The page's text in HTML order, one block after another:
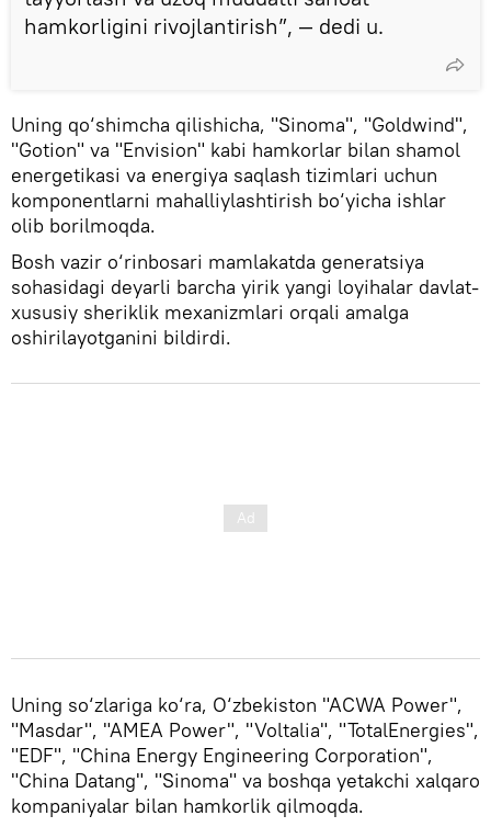
hamkorligini rivojlantirish”, — dedi u.
Uning qo‘shimcha qilishicha, "Sinoma", "Goldwind",
"Gotion" va "Envision" kabi hamkorlar bilan shamol
energetikasi va energiya saqlash tizimlari uchun
komponentlarni mahalliylashtirish bo‘yicha ishlar
olib borilmoqda.
Bosh vazir o‘rinbosari mamlakatda generatsiya
sohasidagi deyarli barcha yirik yangi loyihalar davlat-
xususiy sheriklik mexanizmlari orqali amalga
oshirilayotganini bildirdi.
Uning so‘zlariga ko‘ra, O‘zbekiston "ACWA Power",
"Masdar", "AMEA Power", "Voltalia", "TotalEnergies",
"EDF", "China Energy Engineering Corporation",
"China Datang", "Sinoma" va boshqa yetakchi xalqaro
kompaniyalar bilan hamkorlik qilmoqda.